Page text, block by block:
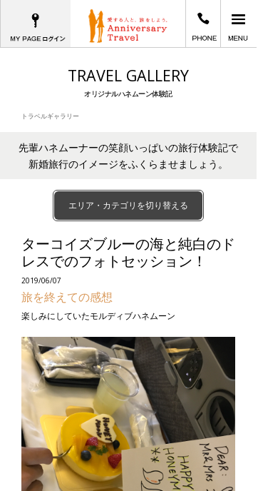
愛する人と、旅をし
TRAVEL GALLERY
オリジナルハネムーン体験記
トラベルギャラリー
先輩ハネムーナーの笑顔いっぱいの旅行体験記で
新婚旅行のイメージをふくらませましょう。
エリア・カテゴリを切り替える
ターコイズブルーの海と純白のド
レスでのフォトセッション！
2019/06/07
旅を終えての感想
楽しみにしていたモルディブハネムーン